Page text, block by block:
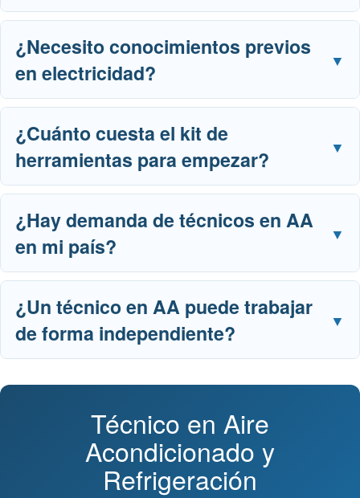
¿Necesito conocimientos previos
en electricidad?
¿Cuánto cuesta el kit de
herramientas para empezar?
¿Hay demanda de técnicos en AA
en mi país?
¿Un técnico en AA puede trabajar
de forma independiente?
Técnico en Aire
Acondicionado y
Refrigeración